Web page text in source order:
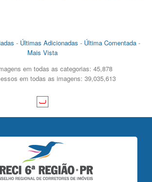
- Últimas Adicionadas - Última Comentada-
Mais Vista
em todas as categorias: 45,878
em todas as imagens: 39,035,613